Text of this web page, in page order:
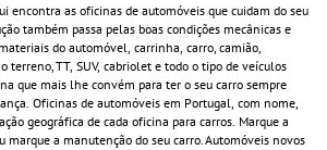
encontra as oficinas de automóveis que cuidam do seu
também passa pelas boas condições mecânicas e
do automóvel, carrinha, carro, camião,
terreno, TT, SUV, cabriolet e todo o tipo de veículos
que mais lhe convém para ter o seu carro sempre
Oficinas de automóveis em Portugal, com nome,
geográfica de cada oficina para carros. Marque a
marque a manutenção do seu carro. Automóveis novos